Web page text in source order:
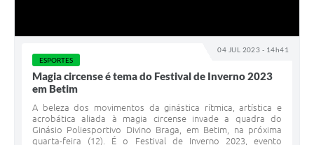
04 JUL 2023 - 14h41
ESPORTES
Magia circense é tema do Festival de Inverno 2023
em Betim
A beleza dos movimentos da ginástica rítmica, artística e
acrobática aliada à magia circense invade a quadra do
Ginásio Poliesportivo Divino Braga, em Betim, na próxima
quarta-feira (12). É o Festival de Inverno 2023, evento